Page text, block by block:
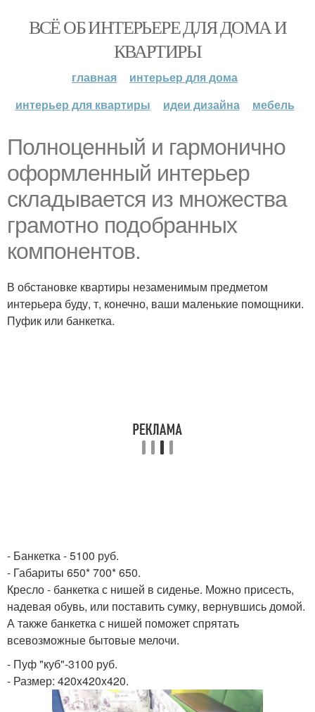
ВСЁ ОБ ИНТЕРЬЕРЕ ДЛЯ ДОМА И
КВАРТИРЫ
главная
интерьер для дома
интерьер для квартиры
идеи дизайна мебель
Полноценный и гармонично
оформленный интерьер
складывается из множества
грамотно подобранных
компонентов.
В обстановке квартиры незаменимым предметом
интерьера буду, т, конечно, ваши маленькие помощники.
Пуфик или банкетка.
- Банкетка - 5100 руб.
- Габариты 650* 700* 650.
Кресло - банкетка с нишей в сиденье. Можно присесть,
надевая обувь, или поставить сумку, вернувшись домой.
А также банкетка с нишей поможет спрятать
всевозможные бытовые мелочи.
- Пуф "куб"-3100 руб.
- Размер: 420x420x420.